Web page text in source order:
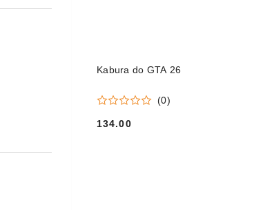
Kabura do GTA 26
(0)
Cena:
134.00